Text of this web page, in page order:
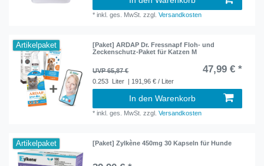
*inkl. ges. MwSt. zzgl.Versandkosten
Artikelpaket
[Paket] ARDAP Dr. Fressnapf Floh- und
Zeckenschutz-Paket für Katzen M
UVP 65,87 € 47,99 € *
0.253 Liter | 191,96 € / Liter
In den Warenkorb
*inkl. ges. MwSt. zzgl.Versandkosten
Artikelpaket [Paket] Zylkène 450mg 30 Kapseln für Hunde